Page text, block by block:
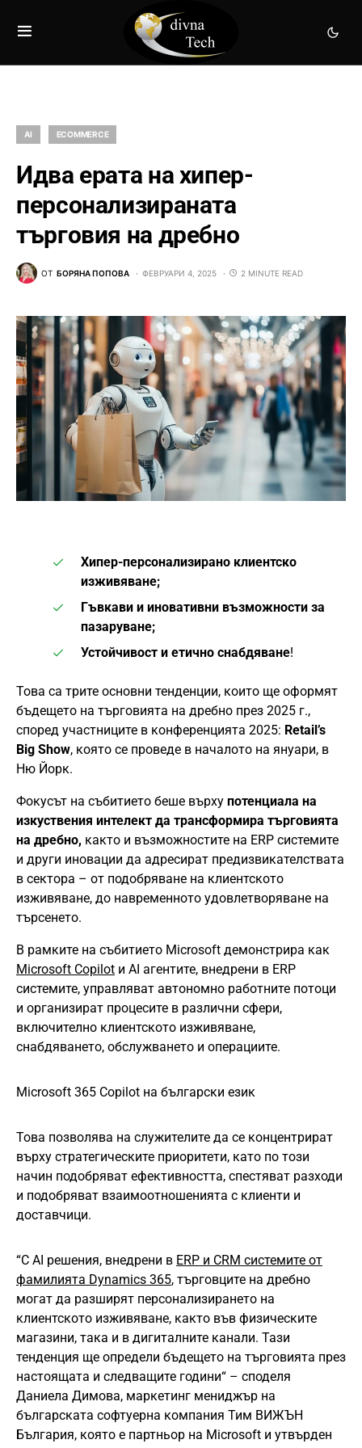
AI ECOMMERCE
Идва ерата на хипер-
персонализираната
търговия на дребно
ОТ БОРЯНА ПОПОВА ФЕВРУАРИ 4, 2025 2 MINUTE READ
Хипер-персонализирано клиентско
изживяване;
Гъвкави и иновативни възможности за
пазаруване;
Устойчивост и етично снабдяване!
Това са трите основни тенденции, които ще оформят
бъдещето на търговията на дребно през 2025 г.,
според участниците в конференцията 2025: Retail’s
Big Show, която се проведе в началото на януари, в
Ню Йорк.
Фокусът на събитието беше върху потенциала на
изкуствения интелект да трансформира търговията
на дребно, както и възможностите на ERP системите
и други иновации да адресират предизвикателствата
в сектора – от подобряване на клиентското
изживяване, до навременното удовлетворяване на
търсенето.
В рамките на събитието Microsoft демонстрира как
Microsoft Copilot и AI агентите, внедрени в ERP
системите, управляват автономно работните потоци
и организират процесите в различни сфери,
включително клиентското изживяване,
снабдяването, обслужването и операциите.
Microsoft 365 Copilot на български език
Това позволява на служителите да се концентрират
върху стратегическите приоритети, като по този
начин подобряват ефективността, спестяват разходи
и подобряват взаимоотношенията с клиенти и
доставчици.
“С AI решения, внедрени в ERP и CRM системите от
фамилията Dynamics 365, търговците на дребно
могат да разширят персонализирането на
клиентското изживяване, както във физическите
магазини, така и в дигиталните канали. Тази
тенденция ще определи бъдещето на търговията през
настоящата и следващите години“ – споделя
Даниела Димова, маркетинг мениджър на
българската софтуерна компания Тим ВИЖЪН
България, която е партньор на Microsoft и утвърден